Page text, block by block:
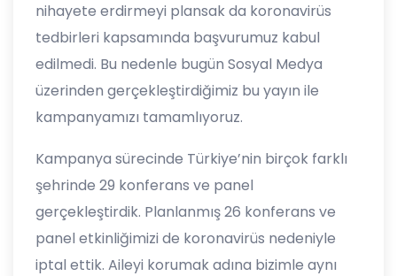
nihayete erdirmeyi plansak da koronavirüs
tedbirleri kapsamında başvurumuz kabul
edilmedi. Bu nedenle bugün Sosyal Medya
üzerinden gerçekleştirdiğimiz bu yayın ile
kampanyamızı tamamlıyoruz.
Kampanya sürecinde Türkiye’nin birçok farklı
şehrinde 29 konferans ve panel
gerçekleştirdik. Planlanmış 26 konferans ve
panel etkinliğimizi de koronavirüs nedeniyle
iptal ettik. Aileyi korumak adına bizimle aynı